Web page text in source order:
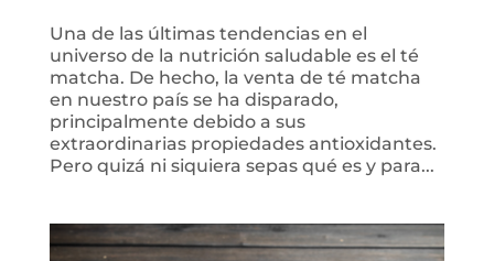
Una de las últimas tendencias en el
universo de la nutrición saludable es el té
matcha. De hecho, la venta de té matcha
en nuestro país se ha disparado,
principalmente debido a sus
extraordinarias propiedades antioxidantes.
Pero quizá ni siquiera sepas qué es y para...